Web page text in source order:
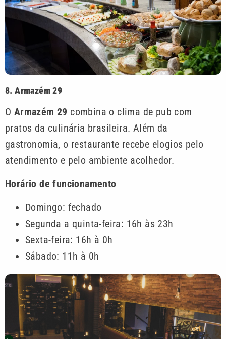
8. Armazém 29
O Armazém 29 combina o clima de pub com
pratos da culinária brasileira. Além da
gastronomia, o restaurante recebe elogios pelo
atendimento e pelo ambiente acolhedor.
Horário de funcionamento
Domingo: fechado
Segunda a quinta-feira: 16h às 23h
Sexta-feira: 16h à 0h
Sábado: 11h à 0h